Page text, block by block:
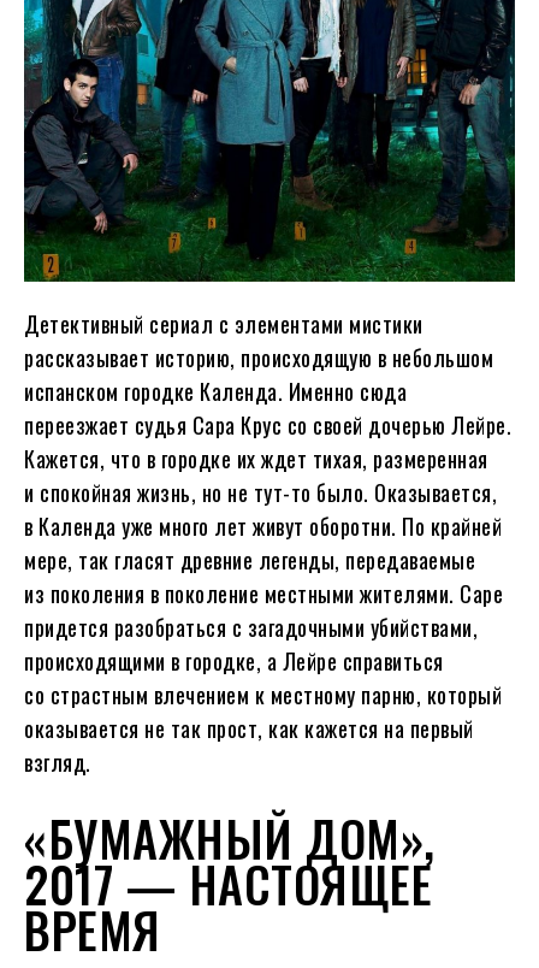
Детективный сериал с элементами мистики
рассказывает историю, происходящую в небольшом
испанском городке Календа. Именно сюда
переезжает судья Сара Крус со своей дочерью Лейре.
Кажется, что в городке их ждет тихая, размеренная
и спокойная жизнь, но не тут-то было. Оказывается,
в Календа уже много лет живут оборотни. По крайней
мере, так гласят древние легенды, передаваемые
из поколения в поколение местными жителями. Саре
придется разобраться с загадочными убийствами,
происходящими в городке, а Лейре справиться
со страстным влечением к местному парню, который
оказывается не так прост, как кажется на первый
взгляд.
«БУМАЖНЫЙ ДОМ»,
2017 — НАСТОЯЩЕЕ
ВРЕМЯ